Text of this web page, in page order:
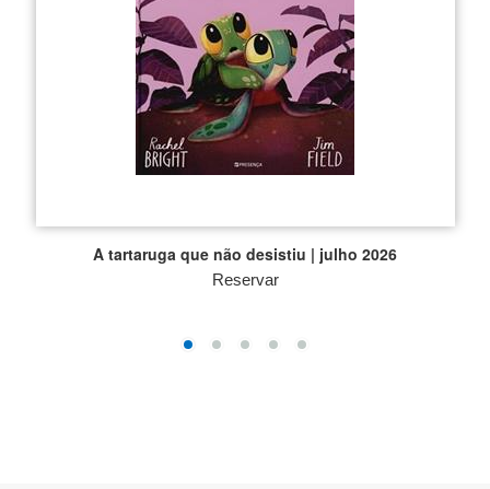
A tartaruga que não desistiu | julho 2026
Reservar